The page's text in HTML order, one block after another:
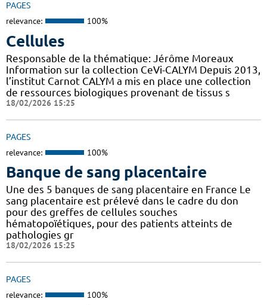
PAGES
relevance: 100%
Cellules
Responsable de la thématique: Jérôme Moreaux
Information sur la collection CeVi-CALYM Depuis 2013,
l’institut Carnot CALYM a mis en place une collection
de ressources biologiques provenant de tissus s
18/02/2026 15:25
PAGES
relevance: 100%
Banque de sang placentaire
Une des 5 banques de sang placentaire en France Le
sang placentaire est prélevé dans le cadre du don
pour des greffes de cellules souches
hématopoïétiques, pour des patients atteints de
pathologies gr
18/02/2026 15:25
PAGES
relevance: 100%